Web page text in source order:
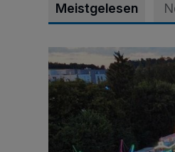
Meistgelesen
Vier Tage mit vollem